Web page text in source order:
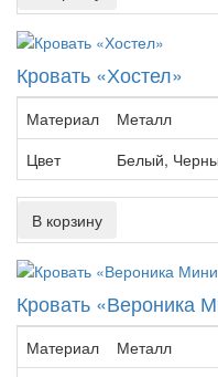
Кровать «Хостел»
Материал
Металл
Цвет
Белый,
В корзину
Кровать «Вероника
Материал
Металл